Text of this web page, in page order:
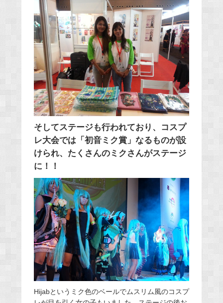
そしてステージも行われており、コスプ
レ大会では「初音ミク賞」なるものが設
けられ、たくさんのミクさんがステージ
に！！
Hijabというミク色のベールでムスリム風のコスプ